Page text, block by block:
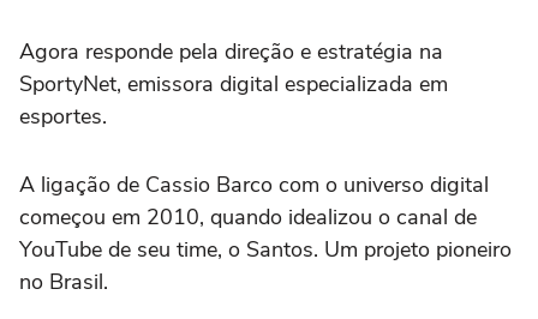
Agora responde pela direção e estratégia na
SportyNet, emissora digital especializada em
esportes.
A ligação de Cassio Barco com o universo digital
começou em 2010, quando idealizou o canal de
YouTube de seu time, o Santos. Um projeto pioneiro
no Brasil.